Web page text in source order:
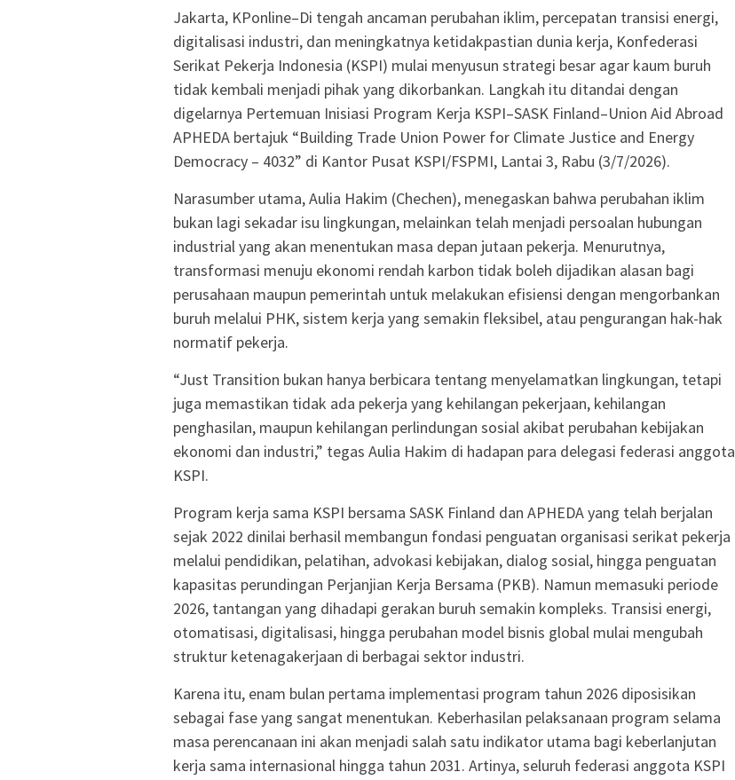
Jakarta, KPonline–Di tengah ancaman perubahan iklim, percepatan transisi energi,
digitalisasi industri, dan meningkatnya ketidakpastian dunia kerja, Konfederasi
Serikat Pekerja Indonesia (KSPI) mulai menyusun strategi besar agar kaum buruh
tidak kembali menjadi pihak yang dikorbankan. Langkah itu ditandai dengan
digelarnya Pertemuan Inisiasi Program Kerja KSPI–SASK Finland–Union Aid Abroad
APHEDA bertajuk “Building Trade Union Power for Climate Justice and Energy
Democracy – 4032” di Kantor Pusat KSPI/FSPMI, Lantai 3, Rabu (3/7/2026).
Narasumber utama, Aulia Hakim (Chechen), menegaskan bahwa perubahan iklim
bukan lagi sekadar isu lingkungan, melainkan telah menjadi persoalan hubungan
industrial yang akan menentukan masa depan jutaan pekerja. Menurutnya,
transformasi menuju ekonomi rendah karbon tidak boleh dijadikan alasan bagi
perusahaan maupun pemerintah untuk melakukan efisiensi dengan mengorbankan
buruh melalui PHK, sistem kerja yang semakin fleksibel, atau pengurangan hak-hak
normatif pekerja.
“Just Transition bukan hanya berbicara tentang menyelamatkan lingkungan, tetapi
juga memastikan tidak ada pekerja yang kehilangan pekerjaan, kehilangan
penghasilan, maupun kehilangan perlindungan sosial akibat perubahan kebijakan
ekonomi dan industri,” tegas Aulia Hakim di hadapan para delegasi federasi anggota
KSPI.
Program kerja sama KSPI bersama SASK Finland dan APHEDA yang telah berjalan
sejak 2022 dinilai berhasil membangun fondasi penguatan organisasi serikat pekerja
melalui pendidikan, pelatihan, advokasi kebijakan, dialog sosial, hingga penguatan
kapasitas perundingan Perjanjian Kerja Bersama (PKB). Namun memasuki periode
2026, tantangan yang dihadapi gerakan buruh semakin kompleks. Transisi energi,
otomatisasi, digitalisasi, hingga perubahan model bisnis global mulai mengubah
struktur ketenagakerjaan di berbagai sektor industri.
Karena itu, enam bulan pertama implementasi program tahun 2026 diposisikan
sebagai fase yang sangat menentukan. Keberhasilan pelaksanaan program selama
masa perencanaan ini akan menjadi salah satu indikator utama bagi keberlanjutan
kerja sama internasional hingga tahun 2031. Artinya, seluruh federasi anggota KSPI